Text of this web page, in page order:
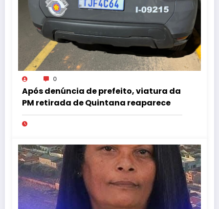
0
Após denúncia de prefeito, viatura da
PM retirada de Quintana reaparece